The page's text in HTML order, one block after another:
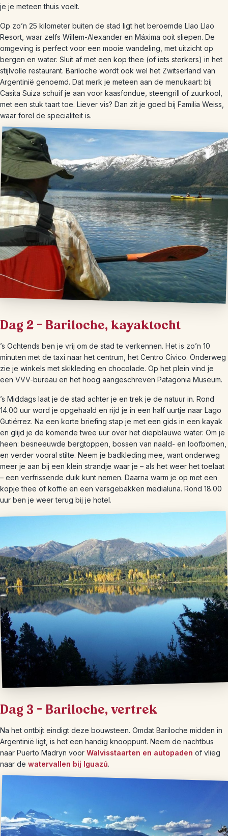
je je meteen thuis voelt.
Op zo’n 25 kilometer buiten de stad ligt het beroemde Llao Llao
Resort, waar zelfs Willem-Alexander en Máxima ooit sliepen. De
omgeving is perfect voor een mooie wandeling, met uitzicht op
bergen en water. Sluit af met een kop thee (of iets sterkers) in het
stijlvolle restaurant. Bariloche wordt ook wel het Zwitserland van
Argentinië genoemd. Dat merk je meteen aan de menukaart: bij
Casita Suiza schuif je aan voor kaasfondue, steengrill of zuurkool,
met een stuk taart toe. Liever vis? Dan zit je goed bij Familia Weiss,
waar forel de specialiteit is.
Dag 2 – Bariloche, kayaktocht
’s Ochtends ben je vrij om de stad te verkennen. Het is zo’n 10
minuten met de taxi naar het centrum, het Centro Cívico. Onderweg
zie je winkels met skikleding en chocolade. Op het plein vind je
een VVV-bureau en het hoog aangeschreven Patagonia Museum.
’s Middags laat je de stad achter je en trek je de natuur in. Rond
14.00 uur word je opgehaald en rijd je in een half uurtje naar Lago
Gutiérrez. Na een korte briefing stap je met een gids in een kayak
en glijd je de komende twee uur over het diepblauwe water. Om je
heen: besneeuwde bergtoppen, bossen van naald- en loofbomen,
en verder vooral stilte. Neem je badkleding mee, want onderweg
meer je aan bij een klein strandje waar je – als het weer het toelaat
– een verfrissende duik kunt nemen. Daarna warm je op met een
kopje thee of koffie en een versgebakken medialuna. Rond 18.00
uur ben je weer terug bij je hotel.
Dag 3 – Bariloche, vertrek
Na het ontbijt eindigt deze bouwsteen. Omdat Bariloche midden in
Argentinië ligt, is het een handig knooppunt. Neem de nachtbus
naar Puerto Madryn voor Walvisstaarten en autopaden of vlieg
naar de watervallen bij Iguazú.